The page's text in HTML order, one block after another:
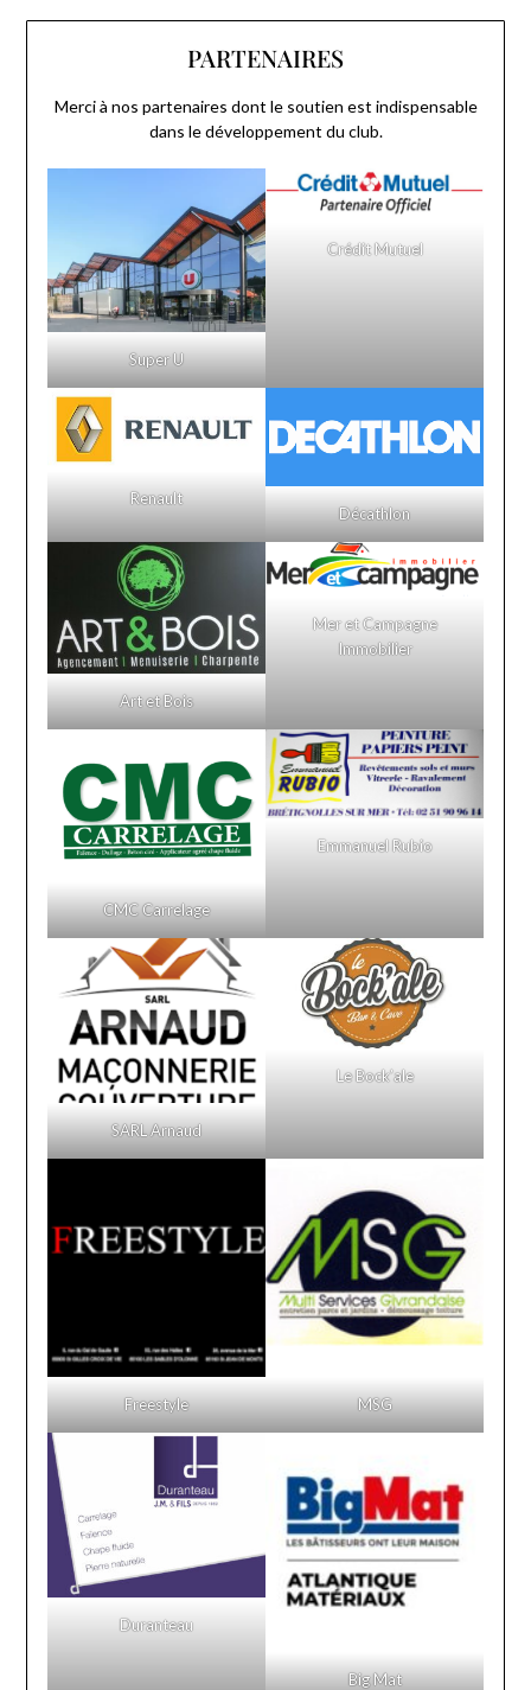
PARTENAIRES
Merci à nos partenaires dont le soutien est indispensable
dans le développement du club.
Super U
Crédit Mutuel
Renault
Décathlon
Art et Bois
Mer et Campagne
Immobilier
CMC Carrelage
Emmanuel Rubio
SARL Arnaud
Le Bock’ale
Freestyle MSG
Duranteau
Big Mat